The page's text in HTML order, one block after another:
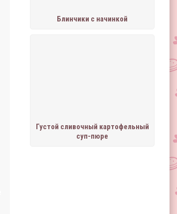
Блинчики с начинкой
Густой сливочный картофельный
суп-пюре